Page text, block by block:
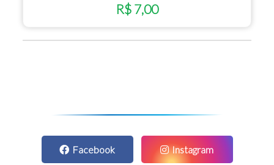
R$ 7,00
Facebook Instagram